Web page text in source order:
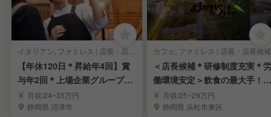
イタリアン, ファミレス | 店長・店長候補
【年休120日＊昇給年4回】賞
与年2回＊上場企業グループで
店長を募集
月収/24~35万円
静岡県 沼津市
カフェ, ファミレス | 店長・店長候補
＜店長候補＊研修制度充実＊労
働環境安定＞飲食の最大手！す
かいらーくグループ
月収/25~29万円
静岡県 浜松市東区